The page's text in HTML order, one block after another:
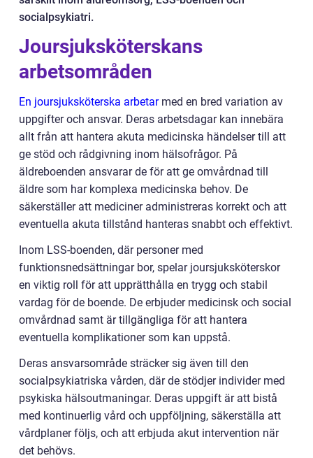
socialpsykiatri.
Joursjuksköterskans
arbetsområden
En joursjuksköterska arbetarmed en bred variation av
uppgifter och ansvar. Deras arbetsdagar kan innebära
allt från att hantera akuta medicinska händelser till att
ge stöd och rådgivning inom hälsofrågor. På
äldreboenden ansvarar de för att ge omvårdnad till
äldre som har komplexa medicinska behov. De
säkerställer att mediciner administreras korrekt och att
eventuella akuta tillstånd hanteras snabbt och effektivt.
Inom LSS-boenden, där personer med
funktionsnedsättningar bor, spelar joursjuksköterskor
en viktig roll för att upprätthålla en trygg och stabil
vardag för de boende. De erbjuder medicinsk och social
omvårdnad samt är tillgängliga för att hantera
eventuella komplikationer som kan uppstå.
Deras ansvarsområde sträcker sig även till den
socialpsykiatriska vården, där de stödjer individer med
psykiska hälsoutmaningar. Deras uppgift är att bistå
med kontinuerlig vård och uppföljning, säkerställa att
vårdplaner följs, och att erbjuda akut intervention när
det behövs.